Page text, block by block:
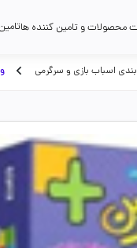
محصولات و تامین کننده ها
اسباب بازی و سرگرمی